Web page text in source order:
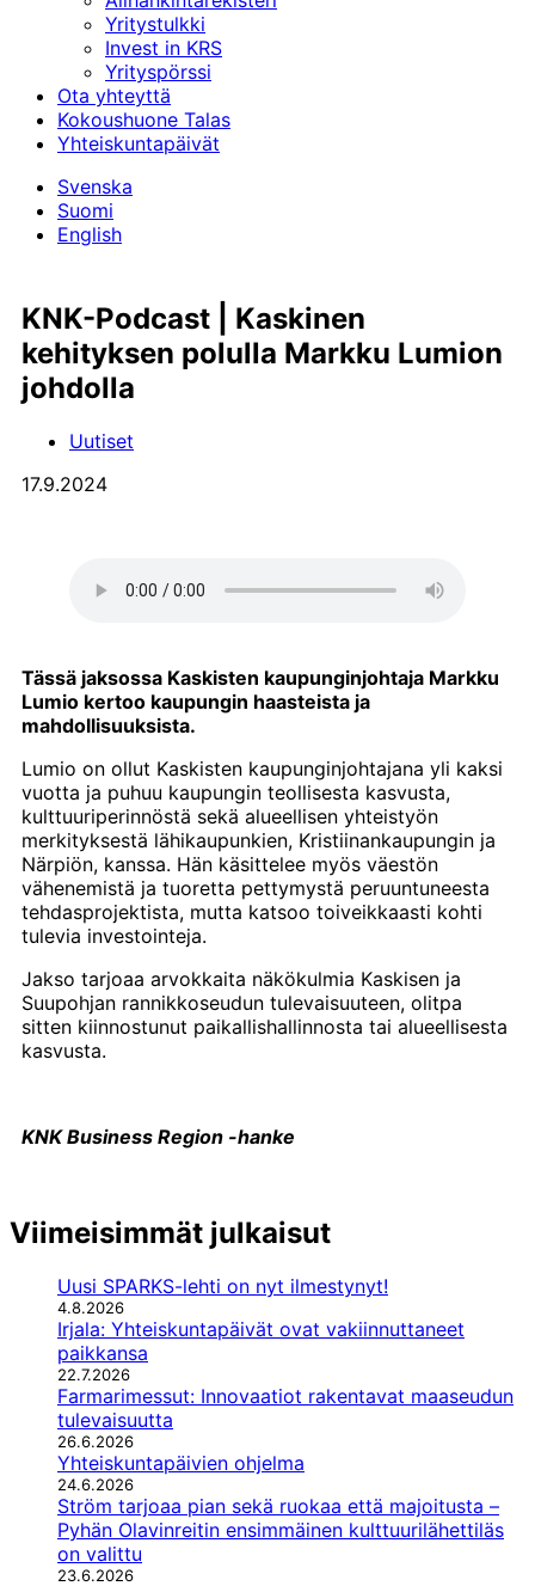
Yritystulkki
Invest in KRS
Yrityspörssi
Ota yhteyttä
Kokoushuone Talas
Yhteiskuntapäivät
Svenska
Suomi
English
KNK-Podcast | Kaskinen
kehityksen polulla Markku Lumion
johdolla
Uutiset
17.9.2024
Tässä jaksossa Kaskisten kaupunginjohtaja Markku
Lumio kertoo kaupungin haasteista ja
mahdollisuuksista.
Lumio on ollut Kaskisten kaupunginjohtajana yli kaksi
vuotta ja puhuu kaupungin teollisesta kasvusta,
kulttuuriperinnöstä sekä alueellisen yhteistyön
merkityksestä lähikaupunkien, Kristiinankaupungin ja
Närpiön, kanssa. Hän käsittelee myös väestön
vähenemistä ja tuoretta pettymystä peruuntuneesta
tehdasprojektista, mutta katsoo toiveikkaasti kohti
tulevia investointeja.
Jakso tarjoaa arvokkaita näkökulmia Kaskisen ja
Suupohjan rannikkoseudun tulevaisuuteen, olitpa
sitten kiinnostunut paikallishallinnosta tai alueellisesta
kasvusta.
KNK Business Region ‍-hanke
Viimeisimmät julkaisut
Uusi SPARKS-lehti on nyt ilmestynyt!
4.8.2026
Irjala: Yhteiskuntapäivät ovat vakiinnuttaneet
paikkansa
22.7.2026
Farmarimessut: Innovaatiot rakentavat maaseudun
tulevaisuutta
26.6.2026
Yhteiskuntapäivien ohjelma
24.6.2026
Ström tarjoaa pian sekä ruokaa että majoitusta –
Pyhän Olavinreitin ensimmäinen kulttuurilähettiläs
on valittu
23.6.2026